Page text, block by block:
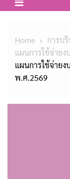
Home
การบ
แผนการใช้จ่าย
แผนการใช้จ่าย
พ.ศ.2569